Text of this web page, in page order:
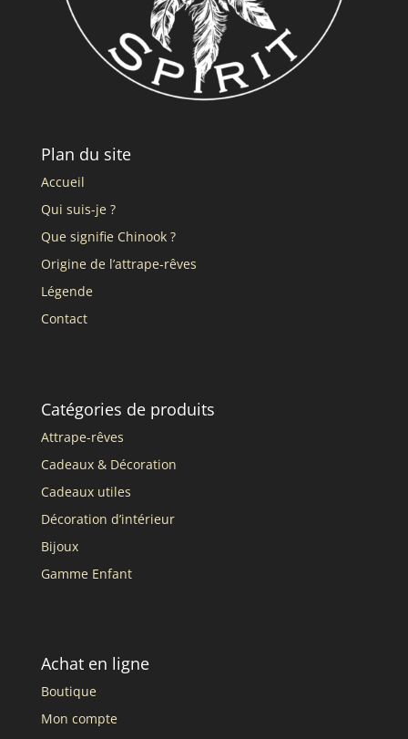
Plan du site
Accueil
Qui suis-je ?
Que signifie Chinook ?
Origine de l’attrape-rêves
Légende
Contact
Catégories de produits
Attrape-rêves
Cadeaux & Décoration
Cadeaux utiles
Décoration d’intérieur
Bijoux
Gamme Enfant
Achat en ligne
Boutique
Mon compte